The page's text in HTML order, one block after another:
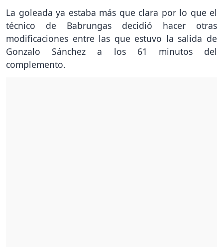
La goleada ya estaba más que clara por lo que el
técnico de Babrungas decidió hacer otras
modificaciones entre las que estuvo la salida de
Gonzalo Sánchez a los 61 minutos del
complemento.